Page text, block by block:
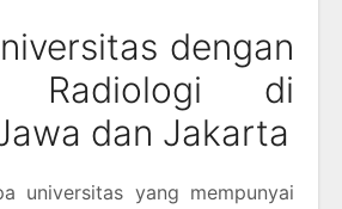
dengan
Radiologi di
dan Jakarta
universitas yang mempunyai